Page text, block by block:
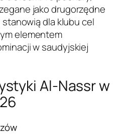
jako drugorzędne
dla klubu cel
elementem
w saudyjskiej
Al-Nassr w